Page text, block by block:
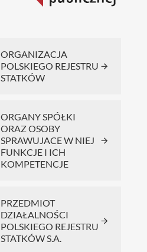
ORGANIZACJA
POLSKIEGO REJESTRU
STATKÓW
ORGANY SPÓŁKI
ORAZ OSOBY
SPRAWUJACE W NIEJ
FUNKCJE I ICH
KOMPETENCJE
PRZEDMIOT
DZIAŁALNOŚCI
POLSKIEGO REJESTRU
STATKÓW S.A.